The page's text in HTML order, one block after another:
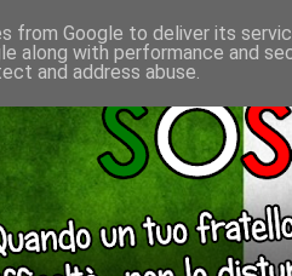
from Google to deliver its
along with performance and
and address abuse.